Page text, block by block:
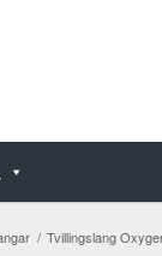
/ Tvillingslang